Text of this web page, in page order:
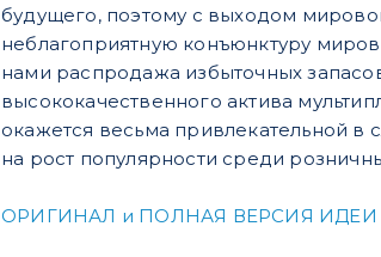
будущего, поэтому с выходом
неблагоприятную конъюнктуру
нами распродажа избыточных
высококачественного актива
окажется весьма привлекательной в
на рост популярности среди
ОРИГИНАЛ и ПОЛНАЯ ВЕРСИЯ ИДЕИ